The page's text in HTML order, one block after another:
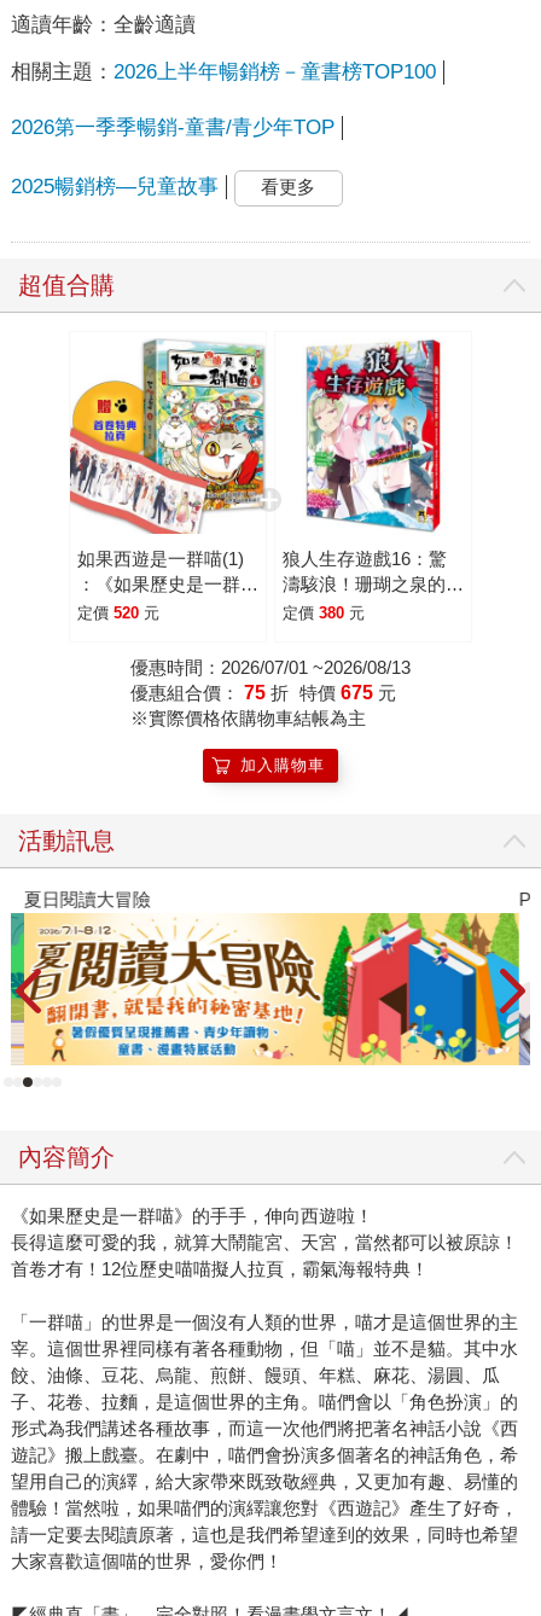
適讀年齡： 全齡適讀
相關主題： 2026上半年暢銷榜－童書榜TOP100
2026第一季季暢銷-童書/青少年TOP
2025暢銷榜—兒童故事 看更多
超值合購
如果西遊是一群喵(1)
：《如果歷史是一群
喵》作者最新力作，附
定價 520 元
狼人生存遊戲16：驚
濤駭浪！珊瑚之泉的狼
人遊戲
定價 380 元
優惠時間：2026/07/01 ~2026/08/13
優惠組合價： 75 折 特價 675 元
※實際價格依購物車結帳為主
加入購物車
活動訊息
夏日閱讀大冒險
內容簡介
《如果歷史是一群喵》的手手，伸向西遊啦！
長得這麼可愛的我，就算大鬧龍宮、天宮，當然都可以被原諒！
首卷才有！12位歷史喵喵擬人拉頁，霸氣海報特典！
「一群喵」的世界是一個沒有人類的世界，喵才是這個世界的主
宰。這個世界裡同樣有著各種動物，但「喵」並不是貓。其中水
餃、油條、豆花、烏龍、煎餅、饅頭、年糕、麻花、湯圓、瓜
子、花卷、拉麵，是這個世界的主角。喵們會以「角色扮演」的
形式為我們講述各種故事，而這一次他們將把著名神話小說《西
遊記》搬上戲臺。在劇中，喵們會扮演多個著名的神話角色，希
望用自己的演繹，給大家帶來既致敬經典，又更加有趣、易懂的
體驗！當然啦，如果喵們的演繹讓您對《西遊記》產生了好奇，
請一定要去閱讀原著，這也是我們希望達到的效果，同時也希望
大家喜歡這個喵的世界，愛你們！